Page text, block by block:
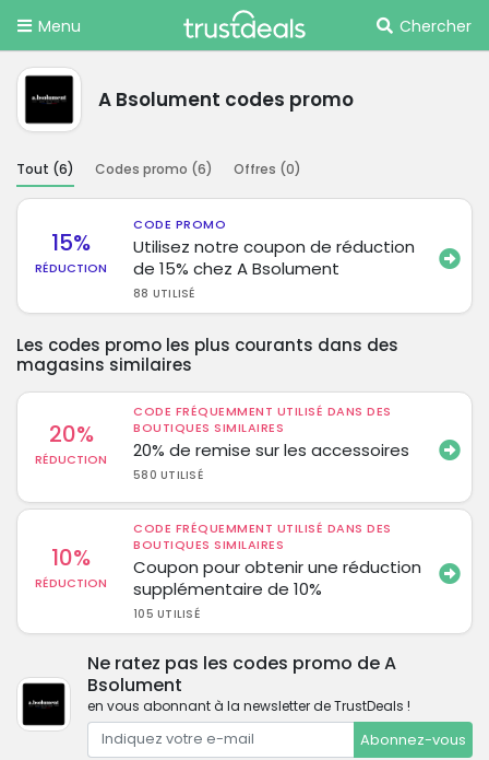
Menu Chercher
A Bsolument codes promo
Tout (6) Codes promo (6) Offres (0)
15%
RÉDUCTION
CODE PROMO
Utilisez notre coupon de réduction
de 15% chez A Bsolument
88 UTILISÉ
Les codes promo les plus courants dans des
magasins similaires
20%
RÉDUCTION
CODE FRÉQUEMMENT UTILISÉ DANS DES
BOUTIQUES SIMILAIRES
20% de remise sur les accessoires
580 UTILISÉ
10%
RÉDUCTION
CODE FRÉQUEMMENT UTILISÉ DANS DES
BOUTIQUES SIMILAIRES
Coupon pour obtenir une réduction
supplémentaire de 10%
105 UTILISÉ
Ne ratez pas les codes promo de A
Bsolument
en vous abonnant à la newsletter de TrustDeals !
Abonnez-vous